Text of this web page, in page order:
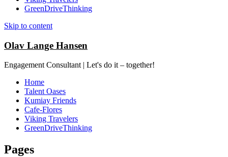
GreenDriveThinking
Skip to content
Olav Lange Hansen
Engagement Consultant | Let's do it – together!
Home
Talent Oases
Kumiay Friends
Cafe-Flores
Viking Travelers
GreenDriveThinking
Pages